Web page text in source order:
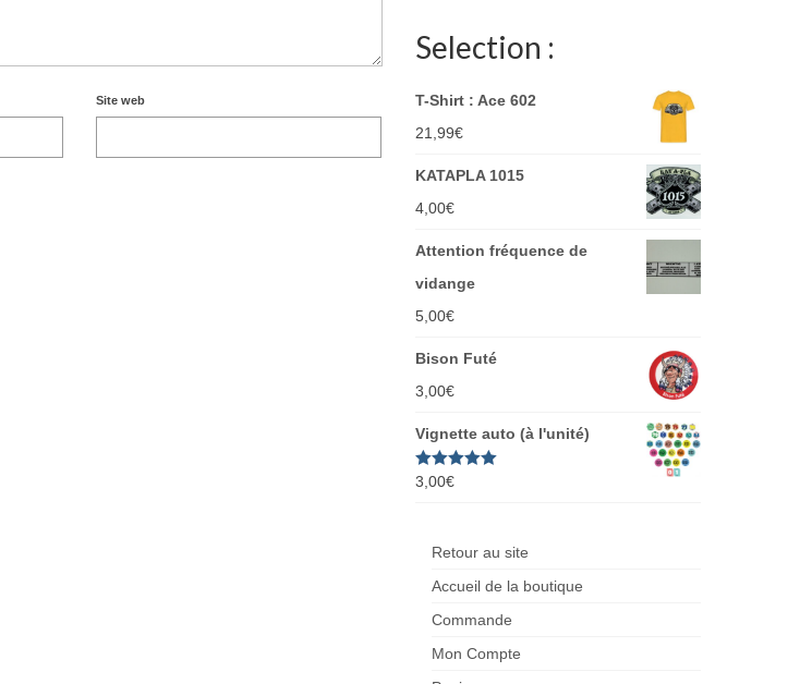
Site web
Selection :
T-Shirt : Ace 602
21,99€
KATAPLA 1015
4,00€
Attention fréquence de
vidange
5,00€
Bison Futé
3,00€
Vignette auto (à l'unité)
Note5.00
3,00€
Retour au site
Accueil de la boutique
Commande
Mon Compte